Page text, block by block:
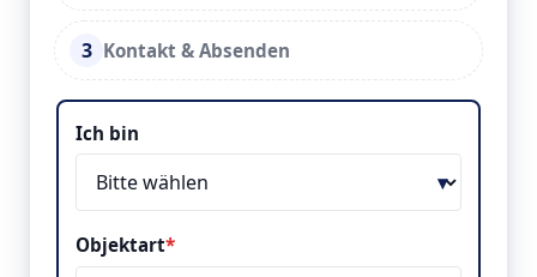
3 Kontakt & Absenden
Objekt & Lage
Ich bin
Objektart*